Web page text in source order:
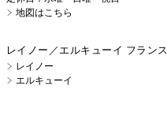
地図はこちら
レイノー／エルキューイ フラン
レイノー
エルキューイ